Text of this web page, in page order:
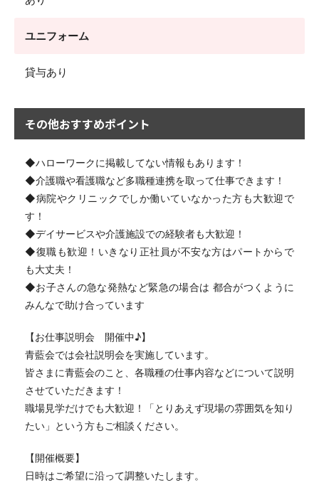
ユニフォーム
貸与あり
その他おすすめポイント
◆ハローワークに掲載してない情報もあります！
◆介護職や看護職など多職種連携を取って仕事できます！
◆病院やクリニックでしか働いていなかった方も大歓迎で
す！
◆デイサービスや介護施設での経験者も大歓迎！
◆復職も歓迎！いきなり正社員が不安な方はパートからで
も大丈夫！
◆お子さんの急な発熱など緊急の場合は 都合がつくように
みんなで助け合っています
【お仕事説明会 開催中♪】
青藍会では会社説明会を実施しています。
皆さまに青藍会のこと、各職種の仕事内容などについて説明
させていただきます！
職場見学だけでも大歓迎！「とりあえず現場の雰囲気を知り
たい」という方もご相談ください。
【開催概要】
日時はご希望に沿って調整いたします。